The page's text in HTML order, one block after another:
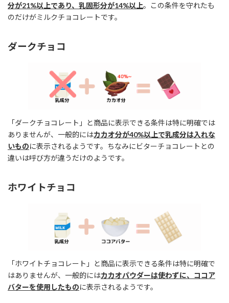
分が21%以上であり、乳固形分が14%以上。この条件を守れたも
のだけがミルクチョコレートです。
ダークチョコ
「ダークチョコレート」と商品に表示できる条件は特に明確では
ありませんが、一般的にはカカオ分が40%以上で乳成分は入れな
いものに表示されるようです。ちなみにビターチョコレートとの
違いは呼び方が違うだけのようです。
ホワイトチョコ
「ホワイトチョコレート」と商品に表示できる条件は特に明確で
はありませんが、一般的にはカカオパウダーは使わずに、ココア
バターを使用したものに表示されるようです。